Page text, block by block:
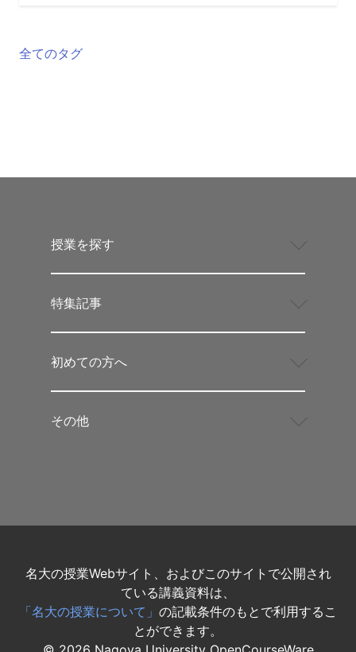
全てのタグ
授業を探す
特集記事
初めての方へ
その他
名大の授業Webサイト、およびこのサイトで公開され
ている講義資料は、
「名大の授業について」 の記載条件のもとで利用するこ
とができます。